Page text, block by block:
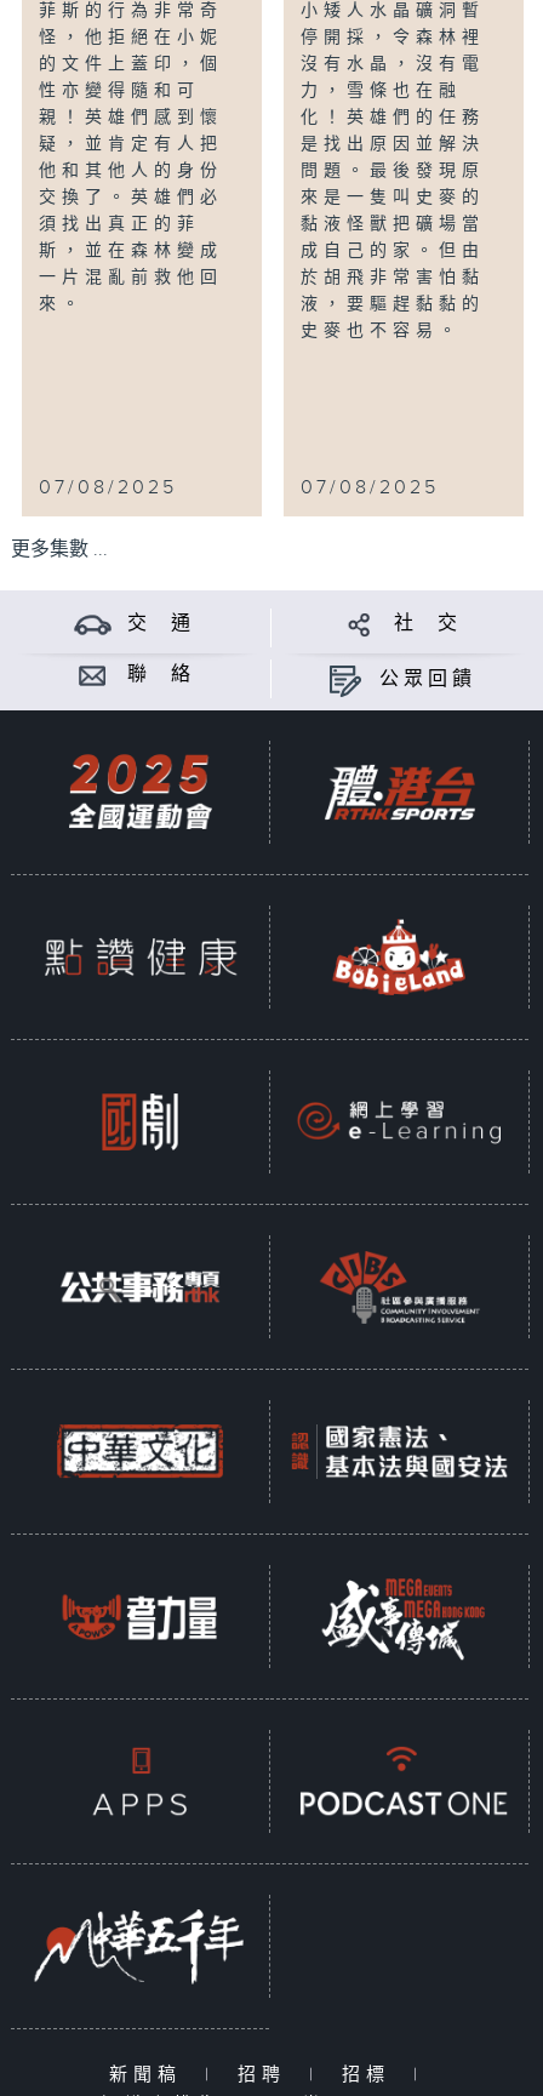
菲斯的行為非常奇
怪，他拒絕在小妮
的文件上蓋印，個
性亦變得隨和可
親！英雄們感到懷
疑，並肯定有人把
他和其他人的身份
交換了。英雄們必
須找出真正的菲
斯，並在森林變成
一片混亂前救他回
來。
07/08/2025
小矮人水晶礦洞暫
停開採，令森林裡
沒有水晶，沒有電
力，雪條也在融
化！英雄們的任務
是找出原因並解決
問題。最後發現原
來是一隻叫史麥的
黏液怪獸把礦場當
成自己的家。但由
於胡飛非常害怕黏
液，要驅趕黏黏的
史麥也不容易。
07/08/2025
更多集數 ...
交 通 社 交
聯 絡 公眾回饋
新聞稿 | 招聘 | 招標
|